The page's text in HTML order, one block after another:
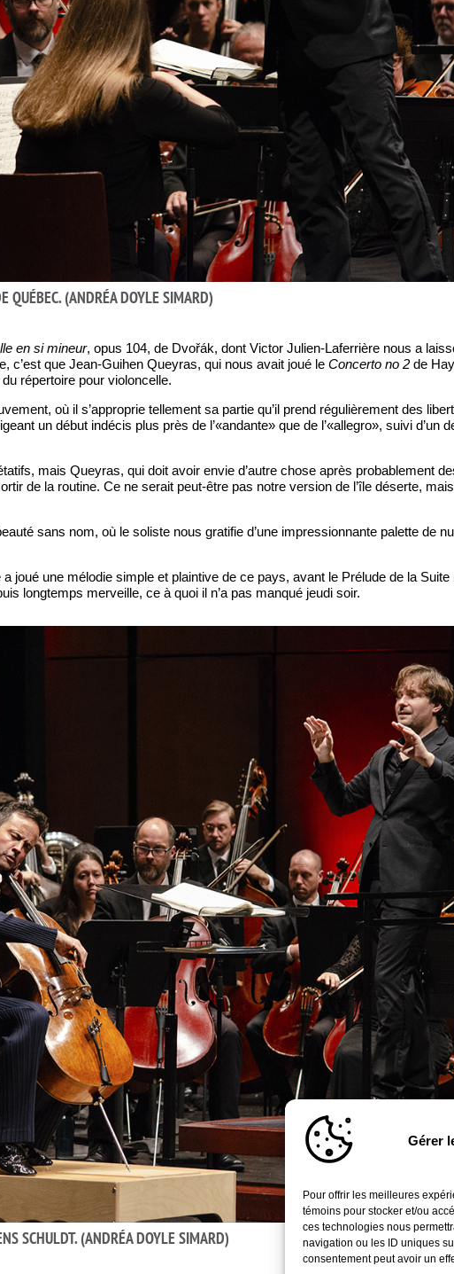
Gérer
Pour offrir les meilleures
témoins pour stocker et/ou
ces technologies nous
navigation ou les ID uniques
consentement peut avoir un
QUÉBEC. (ANDRÉA DOYLE SIMARD)
en si mineur, opus 104, de Dvořák, dont Victor Julien-Laferrière nous a
c’est que Jean-Guihen Queyras, qui nous avait joué leConcerto no 2 de
répertoire pour violoncelle.
où il s’approprie tellement sa partie qu’il prend régulièrement des
un début indécis plus près de l’«andante» que de l’«allegro», suivi d’un
mais Queyras, qui doit avoir envie d’autre chose après probablement
de la routine. Ce ne serait peut-être pas notre version de l’île déserte,
sans nom, où le soliste nous gratifie d’une impressionnante palette de
joué une mélodie simple et plaintive de ce pays, avant le Prélude de la
longtemps merveille, ce à quoi il n’a pas manqué jeudi soir.
SCHULDT. (ANDRÉA DOYLE SIMARD)